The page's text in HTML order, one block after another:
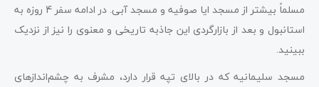
مسلماً بیشتر از مسجد ایا صوفیه و مسجد آبی. در ادامه سفر 4 روزه به
استانبول و بعد از بازارگردی این جاذبه تاریخی و معنوی را نیز از نزدیک
ببینید.
مسجد سلیمانیه که در بالای تپه قرار دارد، مشرف به چشم‌اندازهای